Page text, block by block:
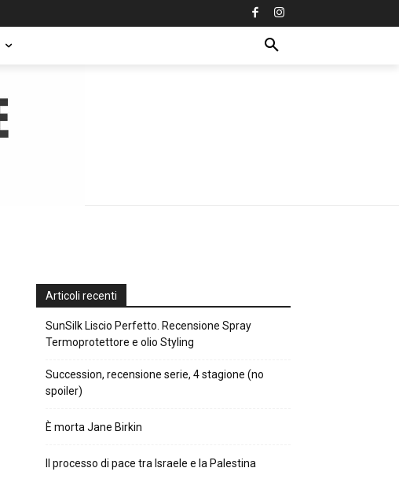
Articoli recenti
SunSilk Liscio Perfetto. Recensione Spray
Termoprotettore e olio Styling
Succession, recensione serie, 4 stagione (no
spoiler)
È morta Jane Birkin
Il processo di pace tra Israele e la Palestina